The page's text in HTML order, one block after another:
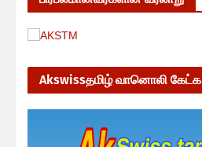
Akswissதமிழ் வானொலி கேட்க